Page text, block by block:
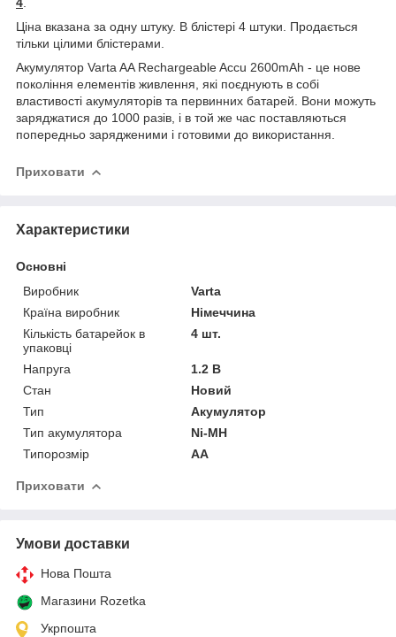
Ціна вказана за одну штуку. В блістері 4 штуки. Продається
тільки цілими блістерами.
Акумулятор Varta AA Rechargeable Accu 2600mAh - це нове
покоління елементів живлення, які поєднують в собі
властивості акумуляторів та первинних батарей. Вони можуть
заряджатися до 1000 разів, і в той же час поставляються
попередньо зарядженими і готовими до використання.
Приховати
Характеристики
Основні
Виробник
Varta
Країна виробник
Німеччина
Кількість батарейок в
упаковці
4 шт.
Напруга
1.2 В
Стан
Новий
Тип
Акумулятор
Тип акумулятора
Ni-MH
Типорозмір
AA
Приховати
Умови доставки
Нова Пошта
Магазини Rozetka
Укрпошта